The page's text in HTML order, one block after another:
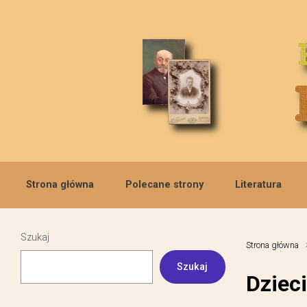
Strona główna Polecane strony Literatura
Strona główna
Szukaj
Szukaj